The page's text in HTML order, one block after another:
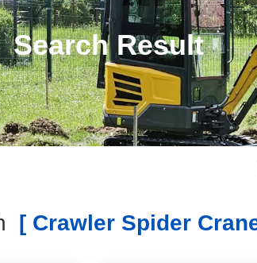
Search Result